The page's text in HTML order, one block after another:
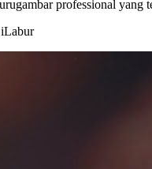
professional